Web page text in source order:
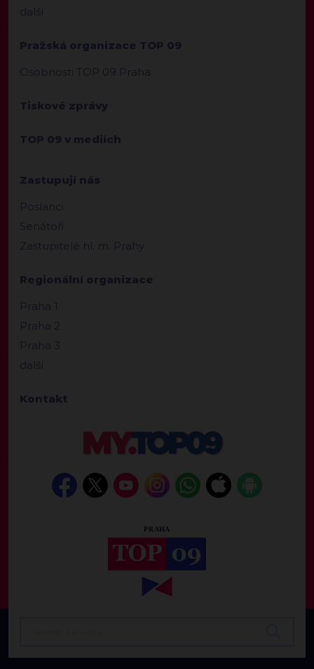
další
Pražská organizace TOP 09
Osobnosti TOP 09 Praha
Tiskové zprávy
TOP 09 v mediích
Zastupují nás
Poslanci
Senátoři
Zastupitelé hl. m. Prahy
Regionální organizace
Praha 1
Praha 2
Praha 3
další
Kontakt